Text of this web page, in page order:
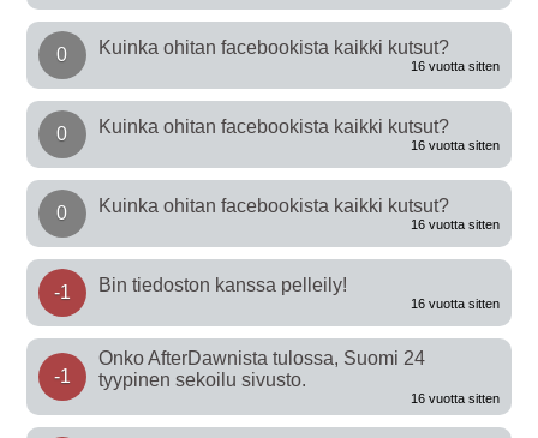
0 Kuinka ohitan facebookista kaikki kutsut?
16 vuotta sitten
0 Kuinka ohitan facebookista kaikki kutsut?
16 vuotta sitten
0 Kuinka ohitan facebookista kaikki kutsut?
16 vuotta sitten
-1 Bin tiedoston kanssa pelleily!
16 vuotta sitten
-1
Onko AfterDawnista tulossa, Suomi 24
tyypinen sekoilu sivusto.
16 vuotta sitten